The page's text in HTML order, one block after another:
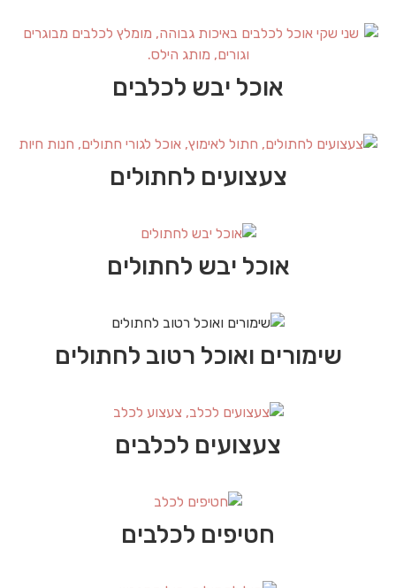
אוכל יבש לכלבים
צעצועים לחתולים
אוכל יבש לחתולים
שימורים ואוכל רטוב לחתולים
צעצועים לכלבים
חטיפים לכלבים